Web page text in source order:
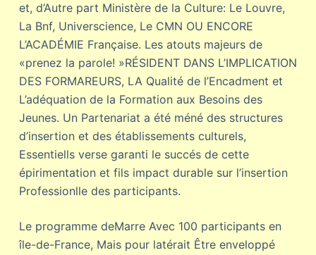
et, d’Autre part Ministère de la Culture: Le Louvre,
La Bnf, Universcience, Le CMN OU ENCORE
L’ACADÉMIE Française. Les atouts majeurs de
«prenez la parole! »RÉSIDENT DANS L’IMPLICATION
DES FORMAREURS, LA Qualité de l’Encadment et
L’adéquation de la Formation aux Besoins des
Jeunes. Un Partenariat a été méné des structures
d’insertion et des établissements culturels,
Essentiells verse garanti le succés de cette
épirimentation et fils impact durable sur l’insertion
Professionlle des participants.
Le programme deMarre Avec 100 participants en
île-de-France, Mais pour latérait Être enveloppé